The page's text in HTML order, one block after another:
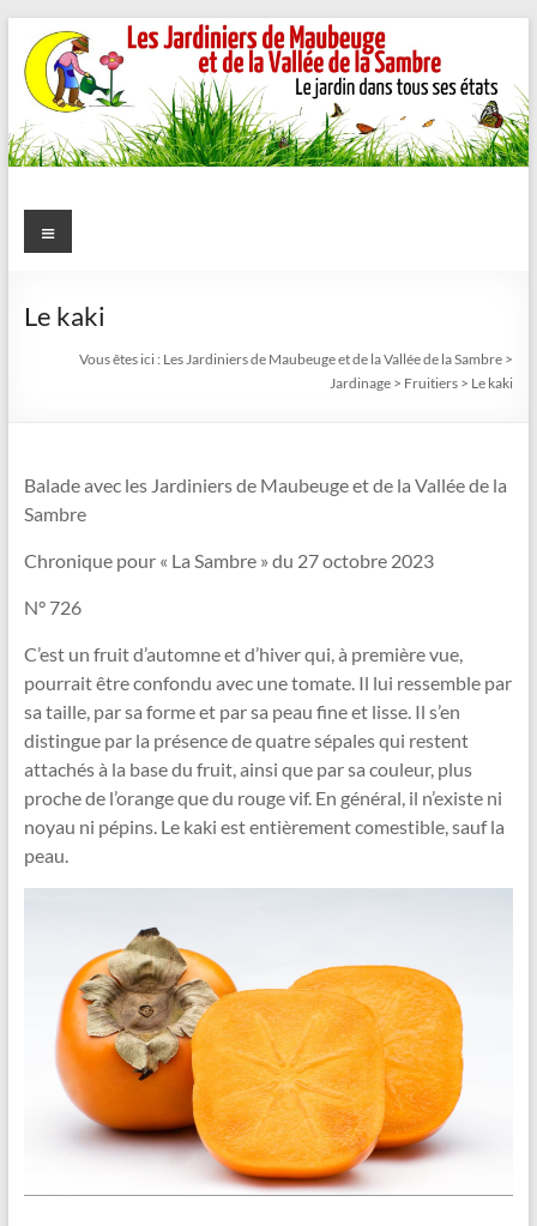
au
contenu
Les
de
Maubeuge
la
la
Sambre
Le
jardin
dans
tous
ses
états
!
Menu
Le kaki
Vous êtes ici : Les Jardiniers de Maubeuge et de la Vallée de la Sambre >
Jardinage > Fruitiers > Le kaki
Balade avec les Jardiniers de Maubeuge et de la Vallée de la
Sambre
Chronique pour « La Sambre » du 27 octobre 2023
N° 726
C’est un fruit d’automne et d’hiver qui, à première vue,
pourrait être confondu avec une tomate. Il lui ressemble par
sa taille, par sa forme et par sa peau fine et lisse. Il s’en
distingue par la présence de quatre sépales qui restent
attachés à la base du fruit, ainsi que par sa couleur, plus
proche de l’orange que du rouge vif. En général, il n’existe ni
noyau ni pépins. Le kaki est entièrement comestible, sauf la
peau.